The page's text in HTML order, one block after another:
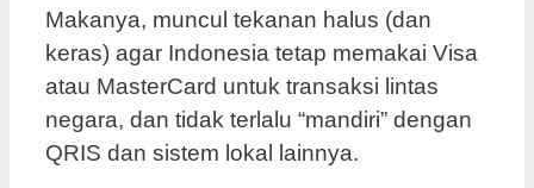
Makanya, muncul tekanan halus (dan
keras) agar Indonesia tetap memakai Visa
atau MasterCard untuk transaksi lintas
negara, dan tidak terlalu “mandiri” dengan
QRIS dan sistem lokal lainnya.